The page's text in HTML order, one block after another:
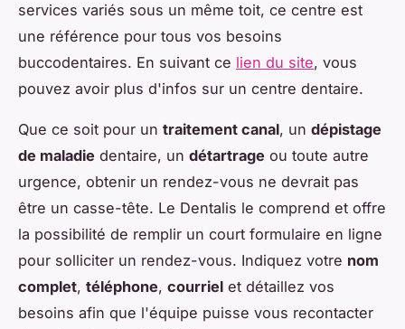
services variés sous un même toit, ce centre est
une référence pour tous vos besoins
buccodentaires. En suivant ce lien du site, vous
pouvez avoir plus d'infos sur un centre dentaire.
Que ce soit pour un traitement canal, un dépistage
de maladie dentaire, un détartrage ou toute autre
urgence, obtenir un rendez-vous ne devrait pas
être un casse-tête. Le Dentalis le comprend et offre
la possibilité de remplir un court formulaire en ligne
pour solliciter un rendez-vous. Indiquez votre nom
complet, téléphone, courriel et détaillez vos
besoins afin que l'équipe puisse vous recontacter